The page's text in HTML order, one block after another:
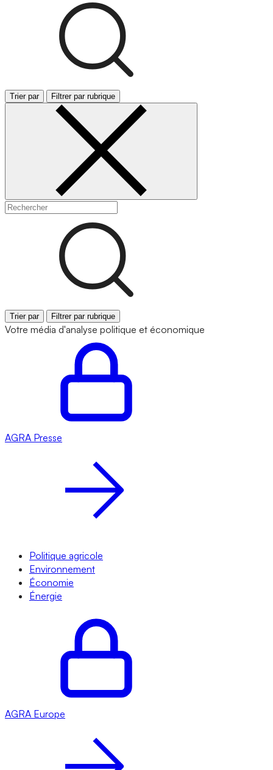
Trier par Filtrer par rubrique
Trier par Filtrer par rubrique
Votre média d'analyse politique et économique
AGRA Presse
Politique agricole
Environnement
Économie
Énergie
AGRA Europe